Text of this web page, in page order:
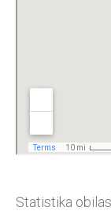
Statistika